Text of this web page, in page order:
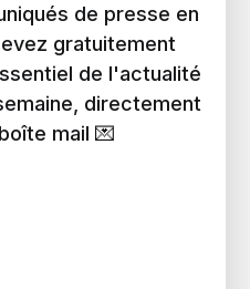
de presse en
gratuitement
de l'actualité
directement
mail 💌